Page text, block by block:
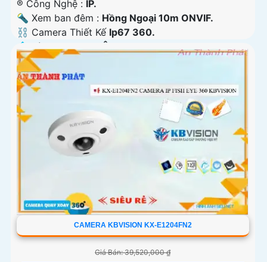
®️ Công Nghệ : IP.
🔦 Xem ban đêm : Hồng Ngoại 10m ONVIF.
⛓ Camera Thiết Kế Ip67 360.
️💠 Tích Hợp :Thu Âm.
CAMERA KBVISION KX-E1204FN2
Giá Bán: 39,520,000 ₫